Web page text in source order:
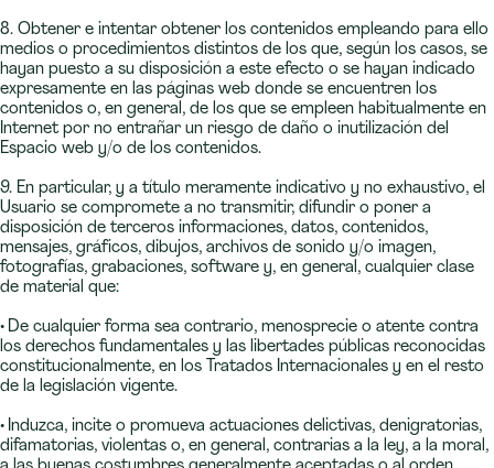
8. Obtener e intentar obtener los contenidos empleando para ello
medios o procedimientos distintos de los que, según los casos, se
hayan puesto a su disposición a este efecto o se hayan indicado
expresamente en las páginas web donde se encuentren los
contenidos o, en general, de los que se empleen habitualmente en
Internet por no entrañar un riesgo de daño o inutilización del
Espacio web y/o de los contenidos.
9. En particular, y a título meramente indicativo y no exhaustivo, el
Usuario se compromete a no transmitir, difundir o poner a
disposición de terceros informaciones, datos, contenidos,
mensajes, gráficos, dibujos, archivos de sonido y/o imagen,
fotografías, grabaciones, software y, en general, cualquier clase
de material que:
• De cualquier forma sea contrario, menosprecie o atente contra
los derechos fundamentales y las libertades públicas reconocidas
constitucionalmente, en los Tratados Internacionales y en el resto
de la legislación vigente.
• Induzca, incite o promueva actuaciones delictivas, denigratorias,
difamatorias, violentas o, en general, contrarias a la ley, a la moral,